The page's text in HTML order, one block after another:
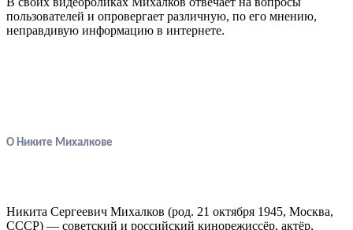
пользователей и опровергает различную, по его мнению,
неправдивую информацию в интернете.
О Никите Михалкове
Никита Сергеевич Михалков (род. 21 октября 1945, Москва,
СССР) — советский и российский кинорежиссёр, актёр,